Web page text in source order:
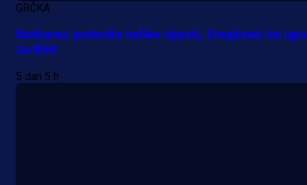
A Selekcija
Muharemović se ozbiljno nameće
GRČKA
Barbarez potvrdio velike vijesti, Smajlović će
za BiH!
5 dan 5 h